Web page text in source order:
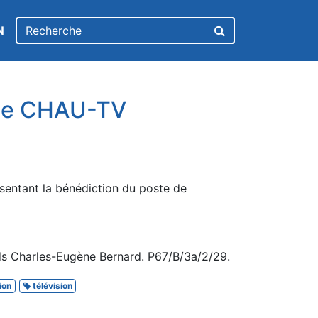
CHAU-TV
la bénédiction du poste de
Charles-Eugène Bernard. P67/B/3a/2/29.
télévision